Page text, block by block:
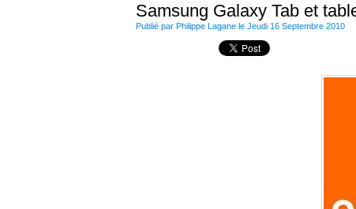
Samsung Galaxy Tab et
Publié par Philippe Lagane le Jeudi 16 Septembre 2010